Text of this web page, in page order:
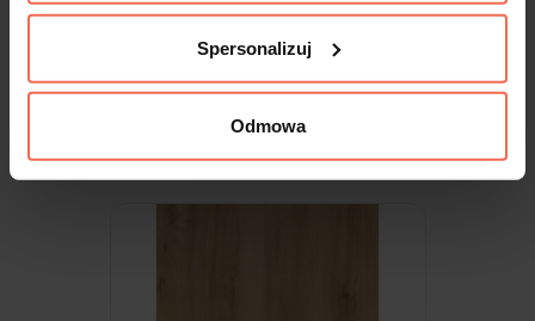
Spersonalizuj
Odmowa
Egger - Próbka H1303 ST12 DĄB
BELMONT BRĄZOWY 300x200x18
9,99 zł